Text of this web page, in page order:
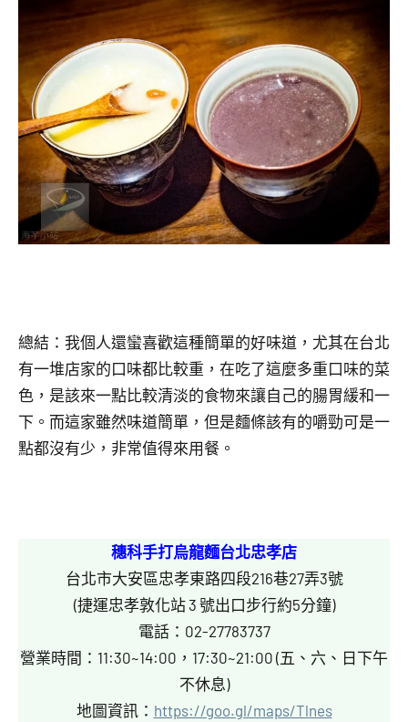
總結：我個人還蠻喜歡這種簡單的好味道，尤其在台北
有一堆店家的口味都比較重，在吃了這麼多重口味的菜
色，是該來一點比較清淡的食物來讓自己的腸胃緩和一
下。而這家雖然味道簡單，但是麵條該有的嚼勁可是一
點都沒有少，非常值得來用餐。
穗科手打烏龍麵台北忠孝店
台北市大安區忠孝東路四段216巷27弄3號
(捷運忠孝敦化站 3 號出口步行約5分鐘)
電話：02-27783737
營業時間：11:30~14:00，17:30~21:00 (五、六、日下午
不休息)
地圖資訊： https://goo.gl/maps/Tlnes